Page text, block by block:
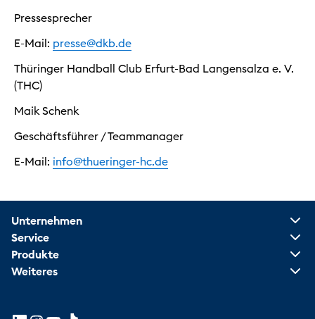
Pressesprecher
E-Mail: presse@dkb.de
Thüringer Handball Club Erfurt-Bad Langensalza e. V.
(THC)
Maik Schenk
Geschäftsführer / Teammanager
E-Mail: info@thueringer-hc.de
Unternehmen
Service
Produkte
Weiteres